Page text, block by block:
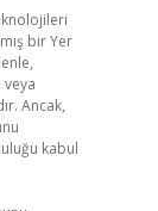
bir Yer
Ancak,
kabul